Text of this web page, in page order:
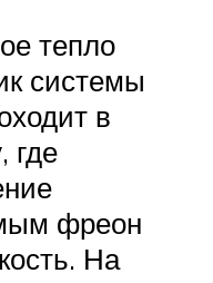
тепло
системы
в
где
фреон
На